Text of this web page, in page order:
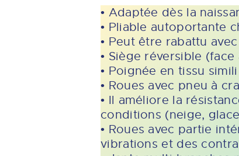
• Adaptée dès la
• Pliable autoportante
• Peut être rabattu
• Siège réversible
• Poignée en tissu
• Roues avec pneu à
• Il améliore la
conditions (neige,
• Roues avec partie
vibrations et des